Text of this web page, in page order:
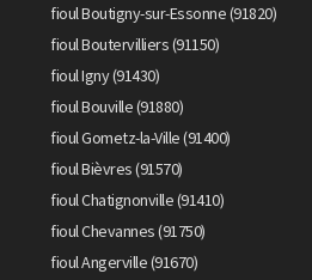
fioul Boutigny-sur-Essonne (91820)
fioul Boutervilliers (91150)
fioul Igny (91430)
fioul Bouville (91880)
fioul Gometz-la-Ville (91400)
fioul Bièvres (91570)
fioul Chatignonville (91410)
fioul Chevannes (91750)
fioul Angerville (91670)